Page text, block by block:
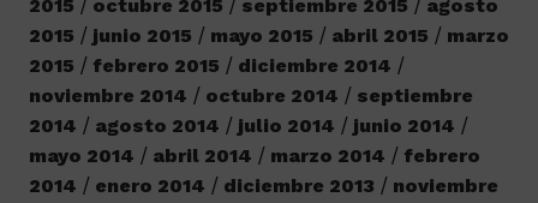
2015
octubre 2015 septiembre 2015
agosto
2015
junio 2015 mayo 2015 abril 2015
marzo
2015
febrero 2015
diciembre 2014
noviembre 2014
octubre 2014
septiembre
2014
agosto 2014 julio 2014
junio 2014
mayo 2014
abril 2014 marzo 2014
febrero
2014
enero 2014 diciembre 2013
noviembre